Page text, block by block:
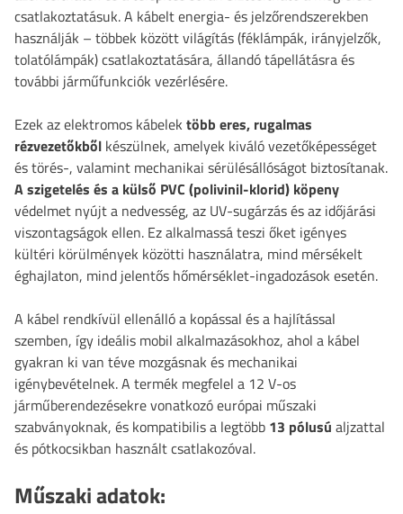
csatlakoztatásuk. A kábelt energia- és jelzőrendszerekben
használják – többek között világítás (féklámpák, irányjelzők,
tolatólámpák) csatlakoztatására, állandó tápellátásra és
további járműfunkciók vezérlésére.
Ezek az elektromos kábelek több eres, rugalmas
rézvezetőkből készülnek, amelyek kiváló vezetőképességet
és törés-, valamint mechanikai sérülésállóságot biztosítanak.
A szigetelés és a külső PVC (polivinil-klorid) köpeny
védelmet nyújt a nedvesség, az UV-sugárzás és az időjárási
viszontagságok ellen. Ez alkalmassá teszi őket igényes
kültéri körülmények közötti használatra, mind mérsékelt
éghajlaton, mind jelentős hőmérséklet-ingadozások esetén.
A kábel rendkívül ellenálló a kopással és a hajlítással
szemben, így ideális mobil alkalmazásokhoz, ahol a kábel
gyakran ki van téve mozgásnak és mechanikai
igénybevételnek. A termék megfelel a 12 V-os
járműberendezésekre vonatkozó európai műszaki
szabványoknak, és kompatibilis a legtöbb 13 pólusú aljzattal
és pótkocsikban használt csatlakozóval.
Műszaki adatok: